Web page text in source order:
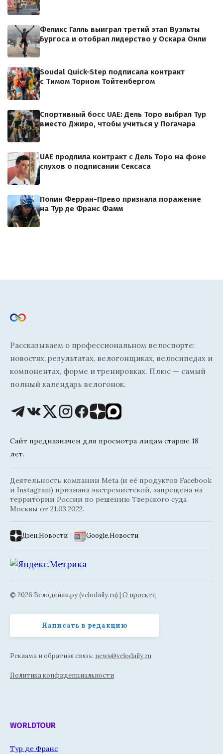
Феликс Галль выиграл третий этап Вуэльты
Бургоса и отобрал лидерство у Оскара Онли
Soudal Quick-Step подписала контракт
с Тимом Торном Тойтенбергом
Спортивный босс UAE: Дель Торо выбрал Тур
вместо Джиро, чтобы учиться у Погачара
UAE продлила контракт с Дель Торо на фоне
слухов о подписании Сексаса
Полин Ферран-Прево признала поражение
на Тур де Франс Фамм
Рассказываем о профессиональном велоспорте:
новостях, результатах, велогонщиках, велосипедах и
компонентах, форме и тренировках. Плюс — самый
полный календарь велогонок.
Сайт предназначен для просмотра лицам старше 18
лет.
Деятельность компании Meta (и её продуктов Facebook
и Instagram) признана экстремистской, запрещена на
территории России по решению Тверского суда
Москвы от 21.03.2022.
Дзен.Новости | Google.Новости
© 2026 Велодейли.ру (velodaily.ru) | О проекте
Написать в редакцию
Реклама и обратная связь: news@velodaily.ru
Политика конфиденциальности
WORLDTOUR
Тур де Франс